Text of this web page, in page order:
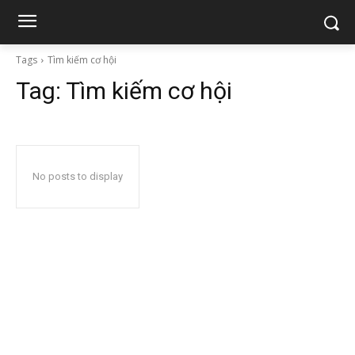
Tags Tìm kiếm cơ hội
Tag: Tìm kiếm cơ hội
No posts to display